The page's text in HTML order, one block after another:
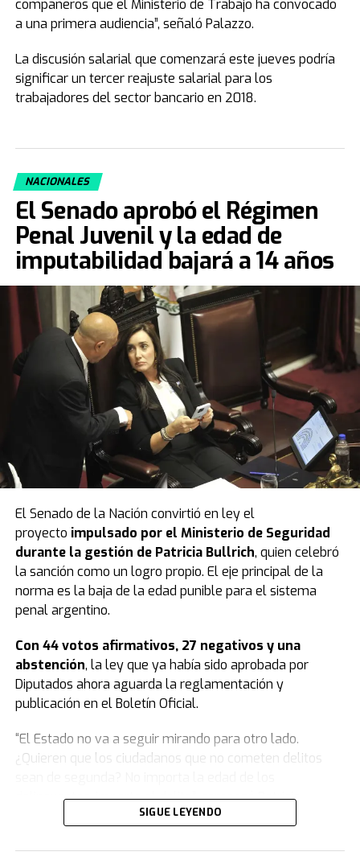
compañeros que el Ministerio de Trabajo ha convocado
a una primera audiencia”, señaló Palazzo.
La discusión salarial que comenzará este jueves podría
significar un tercer reajuste salarial para los
trabajadores del sector bancario en 2018.
NACIONALES
El Senado aprobó el Régimen
Penal Juvenil y la edad de
imputabilidad bajará a 14 años
El Senado de la Nación convirtió en ley el
proyecto impulsado por el Ministerio de Seguridad
durante la gestión de Patricia Bullrich, quien celebró
la sanción como un logro propio. El eje principal de la
norma es la baja de la edad punible para el sistema
penal argentino.
Con 44 votos afirmativos, 27 negativos y una
abstención, la ley que ya había sido aprobada por
Diputados ahora aguarda la reglamentación y
publicación en el Boletín Oficial.
“El Estado no va a seguir mirando para otro lado.
¿Quieren que los ciudadanos que no cometen delitos
delincuentes, importa el delito”, comenzó Patricia
Y agregó: “Este modelo se agotó, nosotros venimos a
SIGUE LEYENDO